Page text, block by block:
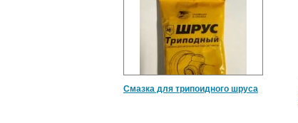
Смазка для трипоидного шруса